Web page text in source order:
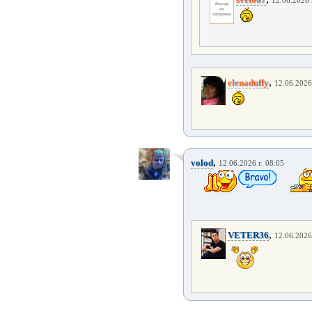
elenaduffy,
volod, 12.06.2026 г. 08:05
VETER36,